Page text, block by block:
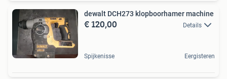
dewalt DCH273 klopboorhamer machine
€ 120,00 Details
Spijkenisse Eergisteren